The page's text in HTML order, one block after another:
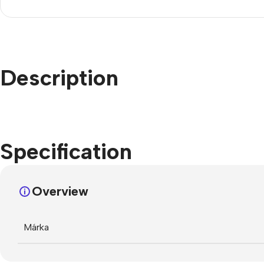
Refurbished phones
Description
Specification
Overview
Márka